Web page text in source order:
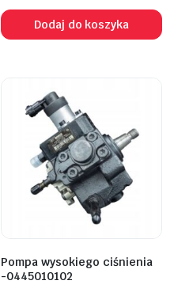
Dodaj do koszyka
Pompa wysokiego ciśnienia
-0445010102